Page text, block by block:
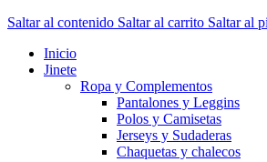
Saltar al contenido Saltar al carrito Saltar al
Inicio
Jinete
Ropa y Complementos
Pantalones y Leggins
Polos y Camisetas
Jerseys y Sudaderas
Chaquetas y chalecos